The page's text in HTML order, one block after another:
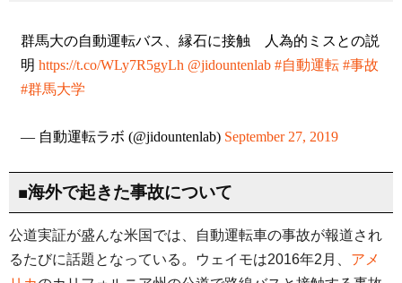
群馬大の自動運転バス、縁石に接触 人為的ミスとの説
明 https://t.co/WLy7R5gyLh @jidountenlab #自動運転 #事故
#群馬大学
— 自動運転ラボ (@jidountenlab) September 27, 2019
■海外で起きた事故について
公道実証が盛んな米国では、自動運転車の事故が報道され
るたびに話題となっている。ウェイモは2016年2月、 アメ